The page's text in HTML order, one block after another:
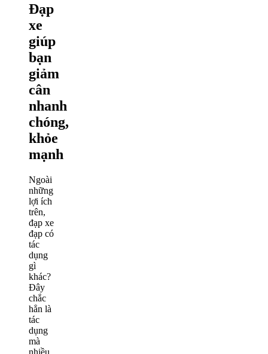
Đạp
xe
giúp
bạn
giảm
cân
nhanh
chóng,
khỏe
mạnh
Ngoài
những
lợi ích
trên,
đạp xe
đạp có
tác
dụng
gì
khác?
Đây
chắc
hẳn là
tác
dụng
mà
nhiều